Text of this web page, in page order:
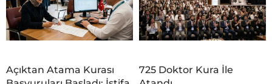
Açıktan Atama Kurası
725 Doktor Kura İle